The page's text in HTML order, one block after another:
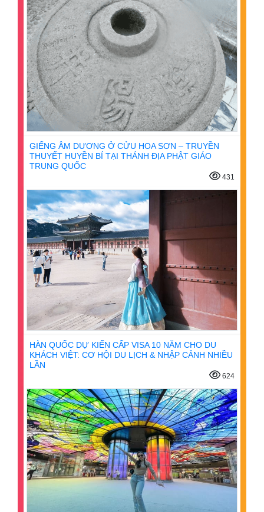
GIẾNG ÂM DƯƠNG Ở CỬU HOA SƠN – TRUYỀN
THUYẾT HUYỀN BÍ TẠI THÁNH ĐỊA PHẬT GIÁO
TRUNG QUỐC
431
HÀN QUỐC DỰ KIẾN CẤP VISA 10 NĂM CHO DU
KHÁCH VIỆT: CƠ HỘI DU LỊCH & NHẬP CẢNH NHIỀU
LẦN
624